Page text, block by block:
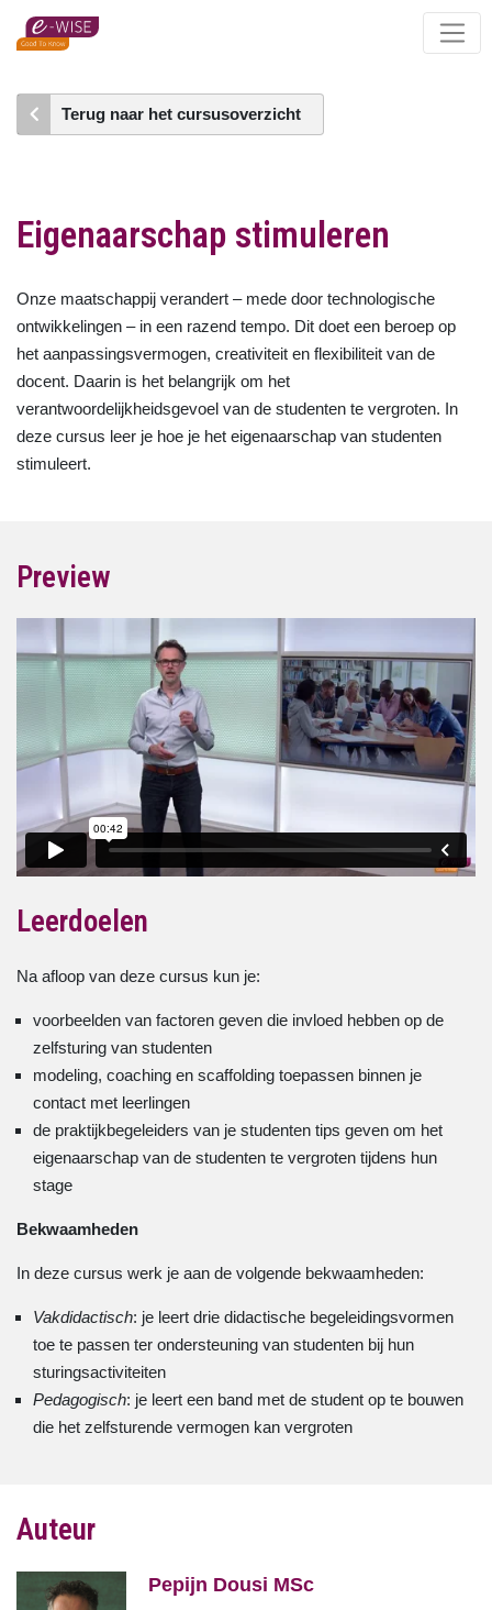
Skip
content
Terug naar het cursusoverzicht
Eigenaarschap stimuleren
Onze maatschappij verandert – mede door technologische
ontwikkelingen – in een razend tempo. Dit doet een beroep op
het aanpassingsvermogen, creativiteit en flexibiliteit van de
docent. Daarin is het belangrijk om het
verantwoordelijkheidsgevoel van de studenten te vergroten. In
deze cursus leer je hoe je het eigenaarschap van studenten
stimuleert.
Preview
Leerdoelen
Na afloop van deze cursus kun je:
voorbeelden van factoren geven die invloed hebben op de
zelfsturing van studenten
modeling, coaching en scaffolding toepassen binnen je
contact met leerlingen
de praktijkbegeleiders van je studenten tips geven om het
eigenaarschap van de studenten te vergroten tijdens hun
stage
Bekwaamheden
In deze cursus werk je aan de volgende bekwaamheden:
Vakdidactisch: je leert drie didactische begeleidingsvormen
toe te passen ter ondersteuning van studenten bij hun
sturingsactiviteiten
Pedagogisch: je leert een band met de student op te bouwen
die het zelfsturende vermogen kan vergroten
Auteur
Pepijn Dousi MSc